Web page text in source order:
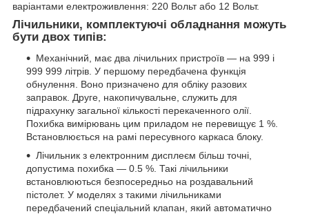
варіантами електроживлення: 220 Вольт або 12 Вольт.
Лічильники, комплектуючі обладнання можуть
бути двох типів:
Механічний, має два лічильних пристроїв — на 999 і
999 999 літрів. У першому передбачена функція
обнулення. Воно призначено для обліку разових
заправок. Друге, накопичувальне, служить для
підрахунку загальної кількості перекаченного олії.
Похибка вимірювань цим приладом не перевищує 1 %.
Встановлюється на рамі пересувного каркаса блоку.
Лічильник з електронним дисплеєм більш точні,
допустима похибка — 0.5 %. Такі лічильники
встановлюються безпосередньо на роздавальний
пістолет. У моделях з такими лічильниками
передбачений спеціальний клапан, який автоматично